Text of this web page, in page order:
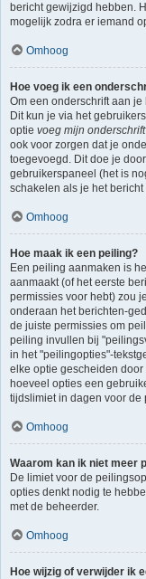
bericht gewijzigd hebben.
mogelijk zodra er iemand
Omhoog
Hoe voeg ik een
Om een onderschrift aan
Dit kun je via het
optie voeg mijn
ook voor zorgen dat je
toegevoegd. Dit doe je
gebruikerspaneel (het is
schakelen als je het bericht
Omhoog
Hoe maak ik een peiling?
Een peiling aanmaken is
aanmaakt (of het eerste
permissies voor hebt) zou
onderaan het berichten-
de juiste permissies om
peiling invullen bij
in het "peilingopties"-
elke optie gescheiden
hoeveel opties een
tijdslimiet in dagen voor
Omhoog
Waarom kan ik niet meer
De limiet voor de
opties denkt nodig te
met de beheerder.
Omhoog
Hoe wijzig of verwijder ik